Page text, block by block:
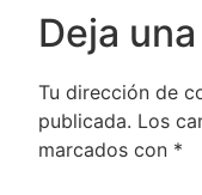
Deja
Tu dirección de
publicada. Los
marcados con *